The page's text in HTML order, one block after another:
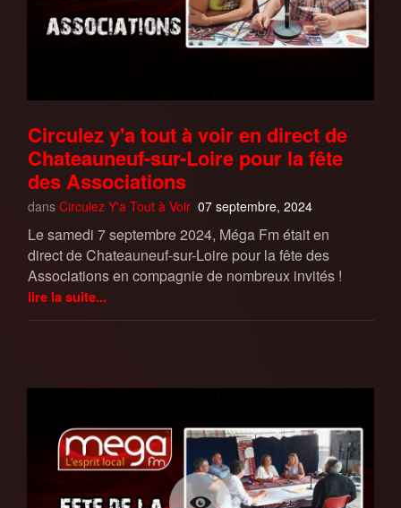
Circulez y'a tout à voir en direct de
Chateauneuf-sur-Loire pour la fête
des Associations
dans Circulez Y'a Tout à Voir 07 septembre, 2024
Le samedi 7 septembre 2024, Méga Fm était en
direct de Chateauneuf-sur-Loire pour la fête des
Associations en compagnie de nombreux invités !
lire la suite...